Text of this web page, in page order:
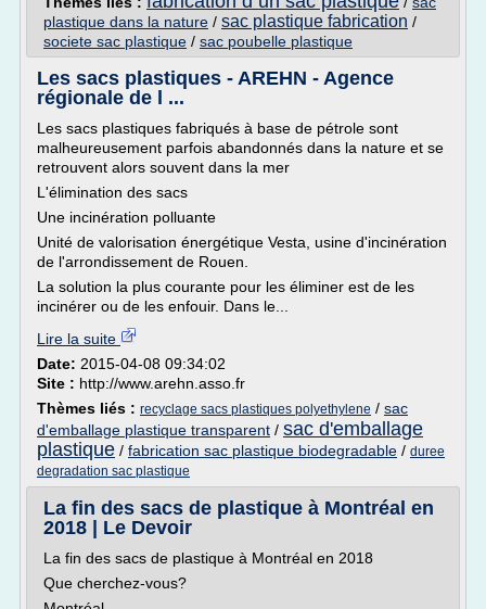
plastique dans la nature / sac plastique fabrication /
societe sac plastique / sac poubelle plastique
Les sacs plastiques - AREHN - Agence
régionale de l ...
Les sacs plastiques fabriqués à base de pétrole sont
malheureusement parfois abandonnés dans la nature et se
retrouvent alors souvent dans la mer
L'élimination des sacs
Une incinération polluante
Unité de valorisation énergétique Vesta, usine d'incinération
de l'arrondissement de Rouen.
La solution la plus courante pour les éliminer est de les
incinérer ou de les enfouir. Dans le...
Lire la suite
Date: 2015-04-08 09:34:02
Site : http://www.arehn.asso.fr
Thèmes liés : recyclage sacs plastiques polyethylene / sac
d'emballage plastique transparent / sac d'emballage
plastique / fabrication sac plastique biodegradable / duree
degradation sac plastique
La fin des sacs de plastique à Montréal en
2018 | Le Devoir
La fin des sacs de plastique à Montréal en 2018
Que cherchez-vous?